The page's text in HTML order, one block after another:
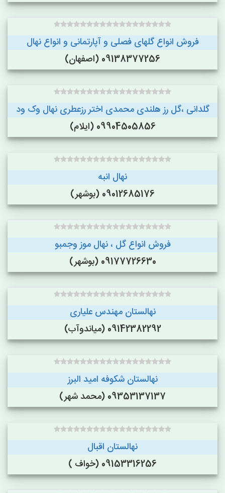
فروش انواع گلهای فصلی و آپارتمانی و انواع نهال
09138377256 (اصفهان)
گلدانی ،گل رز هلندی محمدی اختر رزعطری نهال وک ود
09904505856 (ایلام)
نهال انبه
09012685176 (بوشهر)
فروش انواع گل ، نهال موز وجمبو
09177726630 (بوشهر)
نهالستان مهندس علیاری
09142382292 (میاندوآب)
نهالستان شکوفه امید البرز
09353137137 (محمد شهر)
نهالستان اقبال
09153316256 (خواف )